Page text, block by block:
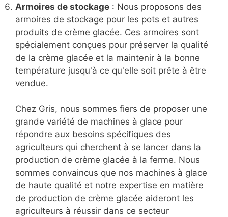
Armoires de stockage : Nous proposons des
armoires de stockage pour les pots et autres
produits de crème glacée. Ces armoires sont
spécialement conçues pour préserver la qualité
de la crème glacée et la maintenir à la bonne
température jusqu'à ce qu'elle soit prête à être
vendue.
Chez Gris, nous sommes fiers de proposer une
grande variété de machines à glace pour
répondre aux besoins spécifiques des
agriculteurs qui cherchent à se lancer dans la
production de crème glacée à la ferme. Nous
sommes convaincus que nos machines à glace
de haute qualité et notre expertise en matière
de production de crème glacée aideront les
agriculteurs à réussir dans ce secteur